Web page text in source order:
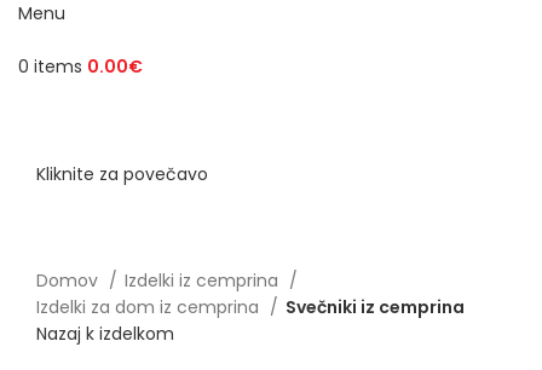
Menu
0 items 0.00€
Kliknite za povečavo
Domov
Izdelki iz cemprina
Izdelki za dom iz cemprina
Svečniki iz cemprina
Nazaj k izdelkom